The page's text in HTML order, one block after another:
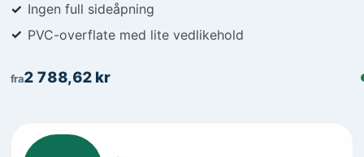
Ingen full sideåpning
PVC-overflate med lite vedlikehold
fra2 788,62 kr